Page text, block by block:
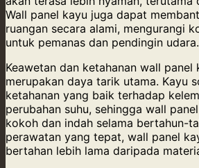
Wall panel kayu juga dapat
ruangan secara alami, mengurangi
untuk pemanas dan pendingin udara.
Keawetan dan ketahanan wall panel
merupakan daya tarik utama. Kayu
ketahanan yang baik terhadap
perubahan suhu, sehingga wall
kokoh dan indah selama bertahun-
perawatan yang tepat, wall panel
bertahan lebih lama daripada